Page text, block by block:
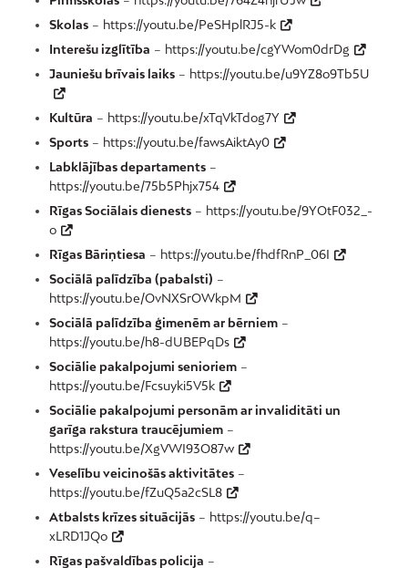
Skolas– https://youtu.be/PeSHplRJ5-k
Interešu izglītība – https://youtu.be/cgYWom0drDg
Jauniešu brīvais laiks– https://youtu.be/u9YZ8o9Tb5U
Kultūra – https://youtu.be/xTqVkTdog7Y
Sports– https://youtu.be/fawsAiktAy0
Labklājības departaments–
https://youtu.be/75b5Phjx754
Rīgas Sociālais dienests– https://youtu.be/9YOtF032_-
o
Rīgas Bāriņtiesa – https://youtu.be/fhdfRnP_06I
Sociālā palīdzība (pabalsti) –
https://youtu.be/OvNXSrOWkpM
Sociālā palīdzība ģimenēm ar bērniem–
https://youtu.be/h8-dUBEPqDs
Sociālie pakalpojumi senioriem–
https://youtu.be/Fcsuyki5V5k
Sociālie pakalpojumi personām ar invaliditāti un
garīga rakstura traucējumiem–
https://youtu.be/XgVWI93O87w
Veselību veicinošās aktivitātes–
https://youtu.be/fZuQ5a2cSL8
Atbalsts krīzes situācijās– https://youtu.be/q–
xLRD1JQo
Rīgas pašvaldības policija –